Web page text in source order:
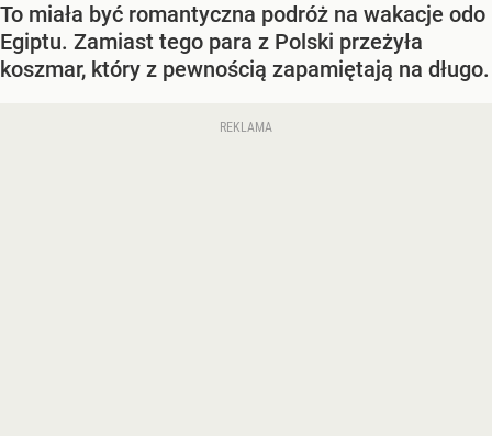
To miała być romantyczna podróż na wakacje odo
Egiptu. Zamiast tego para z Polski przeżyła
koszmar, który z pewnością zapamiętają na długo.